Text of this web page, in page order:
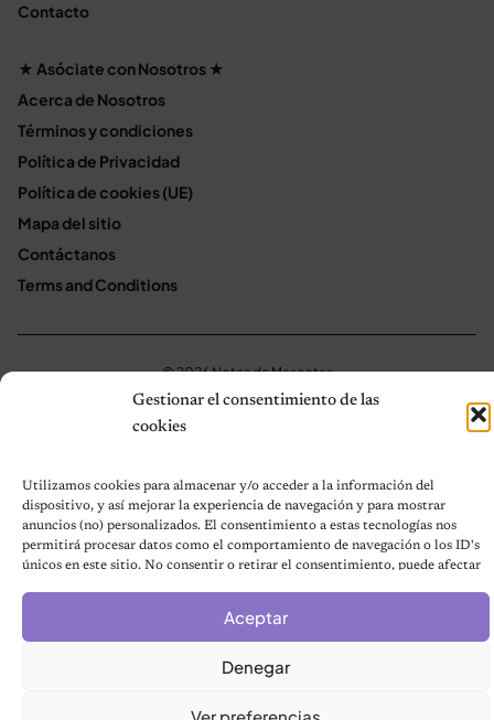
Gestionar el consentimiento de las
cookies
Utilizamos cookies para almacenar y/o acceder a la información del
dispositivo, y así mejorar la experiencia de navegación y para mostrar
anuncios (no) personalizados. El consentimiento a estas tecnologías nos
permitirá procesar datos como el comportamiento de navegación o los ID's
únicos en este sitio. No consentir o retirar el consentimiento, puede afectar
Aceptar
Denegar
Ver preferencias
Contacto
★ Asóciate con Nosotros ★
Acerca de Nosotros
Términos y condiciones
Política de Privacidad
Política de cookies (UE)
Mapa del sitio
Contáctanos
Terms and Conditions
© 2026 Notas de Mascotas
Política de privacidad